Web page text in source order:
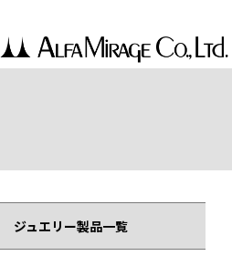
ジュエリー製品一覧